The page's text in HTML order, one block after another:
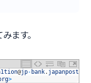
ます。
@jp- bank. japanpost
>